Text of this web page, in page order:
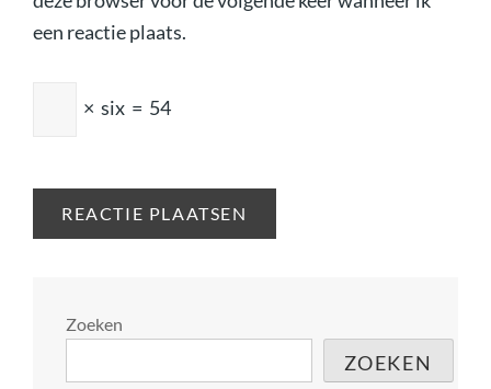
een reactie plaats.
× six = 54
Zoeken
ZOEKEN